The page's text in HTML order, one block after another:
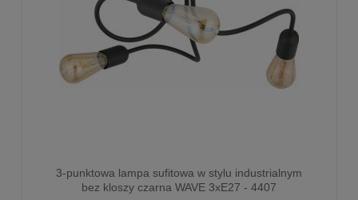
3-punktowa lampa sufitowa w stylu industrialnym
bez kloszy czarna WAVE 3xE27 - 4407